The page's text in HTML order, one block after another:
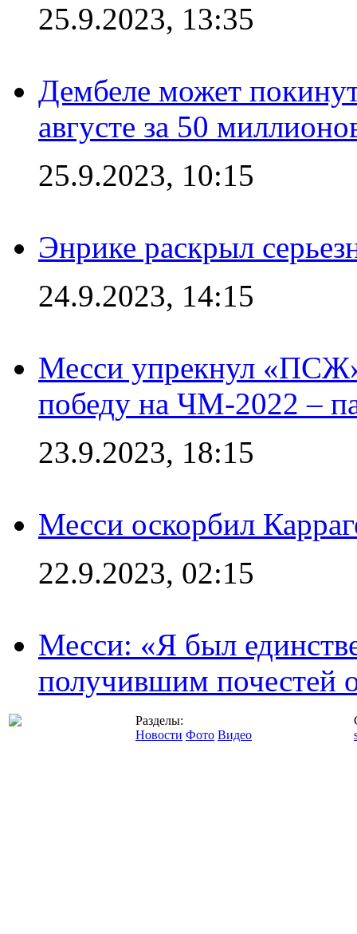
25.9.2023, 13:35
Дембеле может
августе за 50
25.9.2023, 10:15
Энрике раскрыл
24.9.2023, 14:15
Месси упрекнул «ПСЖ»
победу на ЧМ-2022 –
23.9.2023, 18:15
Месси оскорбил
22.9.2023, 02:15
Месси: «Я был
получившим почестей
Разделы:
Новости Фото Видео